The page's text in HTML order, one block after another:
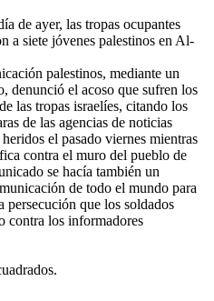
de ayer, las tropas ocupantes
a siete jóvenes palestinos en Al-
palestinos, mediante un
denunció el acoso que sufren los
las tropas israelíes, citando los
de las agencias de noticias
el pasado viernes mientras
contra el muro del pueblo de
se hacía también un
de todo el mundo para
persecución que los soldados
contra los informadores